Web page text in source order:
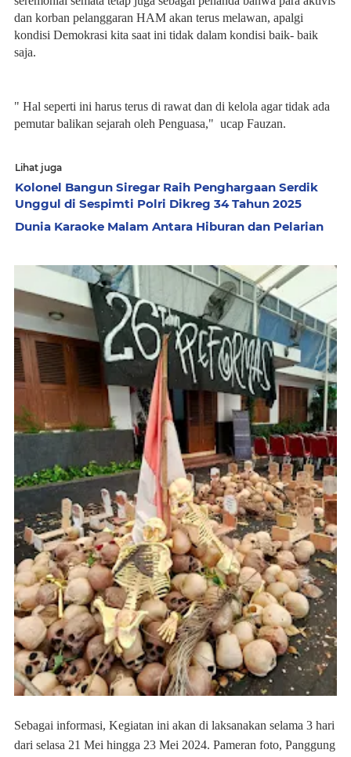
dan korban pelanggaran HAM akan terus melawan, apalgi
kondisi Demokrasi kita saat ini tidak dalam kondisi baik- baik
saja.
" Hal seperti ini harus terus di rawat dan di kelola agar tidak ada
pemutar balikan sejarah oleh Penguasa," ucap Fauzan.
Lihat juga
Kolonel Bangun Siregar Raih Penghargaan Serdik
Unggul di Sespimti Polri Dikreg 34 Tahun 2025
Dunia Karaoke Malam Antara Hiburan dan Pelarian
Sebagai informasi, Kegiatan ini akan di laksanakan selama 3 hari
dari selasa 21 Mei hingga 23 Mei 2024. Pameran foto, Panggung